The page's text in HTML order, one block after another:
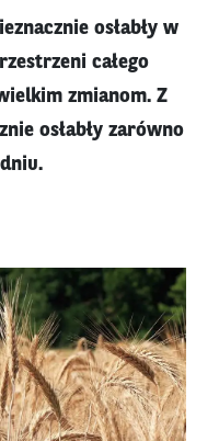
osłabły w
całego
zmianom. Z
osłabły zarówno